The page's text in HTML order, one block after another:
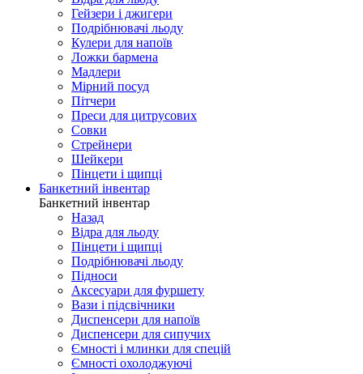
Гейзери і джигери
Подрібнювачі льоду
Кулери для напоїв
Ложки бармена
Мадлери
Мірний посуд
Пітчери
Преси для цитрусових
Совки
Стрейнери
Шейкери
Пінцети і щипці
Банкетний інвентар
Банкетний інвентар
Назад
Відра для льоду
Пінцети і щипці
Подрібнювачі льоду
Підноси
Аксесуари для фуршету
Вази і підсвічники
Диспенсери для напоїв
Диспенсери для сипучих
Ємності і млинки для спецій
Ємності охолоджуючі